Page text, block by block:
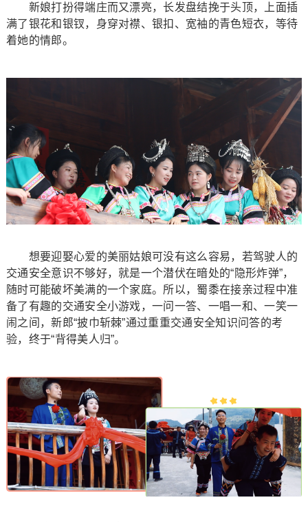
新娘打扮得端庄而又漂亮，长发盘结挽于头顶，上面插
满了银花和银钗，身穿对襟、银扣、宽袖的青色短衣，等待
着她的情郎。
想要迎娶心爱的美丽姑娘可没有这么容易，若驾驶人的
交通安全意识不够好，就是一个潜伏在暗处的“隐形炸弹”，
随时可能破坏美满的一个家庭。所以，蜀黍在接亲过程中准
备了有趣的交通安全小游戏，一问一答、一唱一和、一笑一
闹之间，新郎“披巾斩棘”通过重重交通安全知识问答的考
验，终于“背得美人归”。